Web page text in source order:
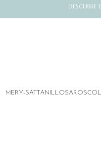
DESCUBRE
MERY-SATTANILLOSAROS